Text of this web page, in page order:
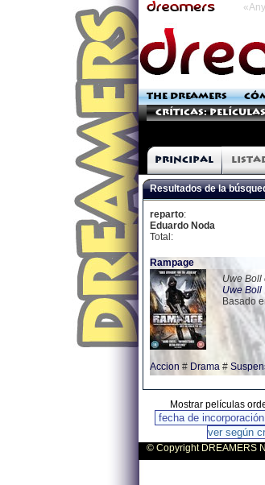
THE DREAMERS
Críticas: Películas
Principal
Resultados de la
reparto:
Eduardo Noda
Total:
Rampage
Uwe Boll
Uwe Boll
Basado
Accion # Drama #
Mostrar películas
© Copyright DREAMERS